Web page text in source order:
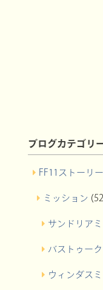
ブログカテゴリ
FF11ストーリー
ミッション
サンドリア
バストゥー
ウィンダス